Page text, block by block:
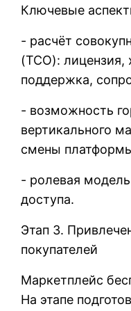
Ключевые
- расчёт
(TCO): лицензия,
поддержка,
- возможность
вертикального
смены
- ролевая
доступа.
Этап 3.
покупателей
Маркетплейс
На этапе